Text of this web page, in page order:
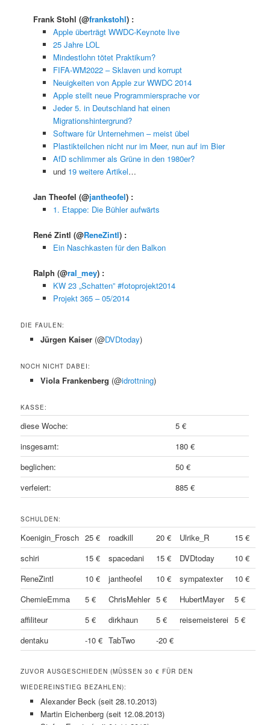
Frank Stohl(@frankstohl) :
Apple überträgt WWDC-Keynote live
25 Jahre LOL
Mindestlohn tötet Praktikum?
FIFA-WM2022 – Sklaven und korrupt
Neuigkeiten von Apple zur WWDC 2014
Apple stellt neue Programmiersprache vor
Jeder 5. in Deutschland hat einen
Migrationshintergrund?
Software für Unternehmen – meist übel
Plastikteilchen nicht nur im Meer, nun auf im Bier
AfD schlimmer als Grüne in den 1980er?
und 19 weitere Artikel…
Jan Theofel(@jantheofel) :
1. Etappe: Die Bühler aufwärts
René Zintl(@ReneZintl) :
Ein Naschkasten für den Balkon
Ralph(@ral_mey) :
KW 23 „Schatten” #fotoprojekt2014
Projekt 365 – 05/2014
DIE FAULEN:
Jürgen Kaiser (@DVDtoday)
NOCH NICHT DABEI:
Viola Frankenberg (@idrottning)
KASSE:
diese Woche:
5 €
insgesamt:
180 €
beglichen:
50 €
verfeiert:
885 €
SCHULDEN:
Koenigin_Frosch 25 € roadkill 20 € Ulrike_R
15 €
schiri
15 € spacedani 15 € DVDtoday
10 €
ReneZintl
10 € jantheofel 10 € sympatexter
10 €
ChemieEmma
5 € ChrisMehler 5 € HubertMayer
5 €
affiliteur
5 € dirkhaun 5 € reisemeisterei 5 €
dentaku
-10 € TabTwo -20 €
ZUVOR AUSGESCHIEDEN (MÜSSEN 30 € FÜR DEN
WIEDEREINSTIEG BEZAHLEN):
Alexander Beck (seit 28.10.2013)
Martin Eichenberg (seit 12.08.2013)